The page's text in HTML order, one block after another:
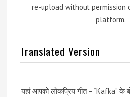
re-upload without permission
platform.
Translated Version
यहां आपको लोकप्रिय गीत – “Kafka” के